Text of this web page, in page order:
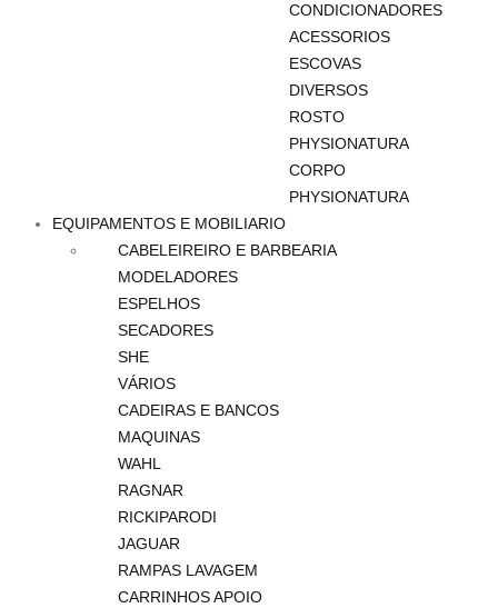
CONDICIONADORES
ACESSORIOS
ESCOVAS
DIVERSOS
ROSTO
PHYSIONATURA
CORPO
PHYSIONATURA
EQUIPAMENTOS E MOBILIARIO
CABELEIREIRO E BARBEARIA
MODELADORES
ESPELHOS
SECADORES
SHE
VÁRIOS
CADEIRAS E BANCOS
MAQUINAS
WAHL
RAGNAR
RICKIPARODI
JAGUAR
RAMPAS LAVAGEM
CARRINHOS APOIO